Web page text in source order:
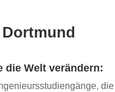
die Welt verändern: